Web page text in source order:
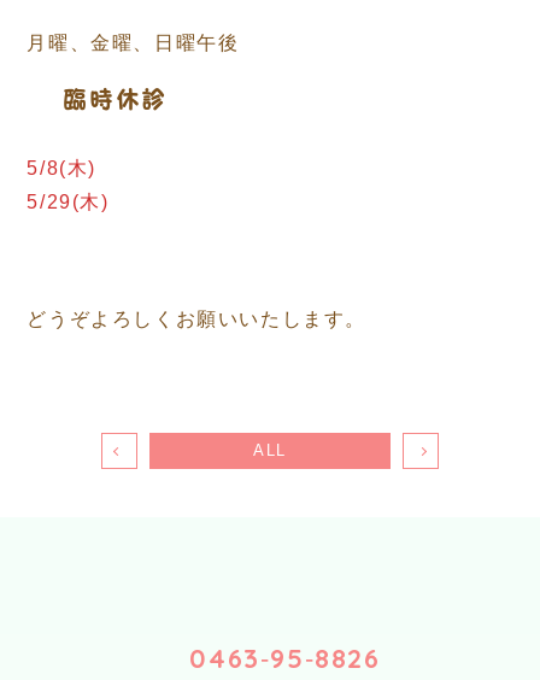
月曜、金曜、日曜午後
臨時休診
5/8(木)
5/29(木)
どうぞよろしくお願いいたします。
ALL
0463‐95‐8826